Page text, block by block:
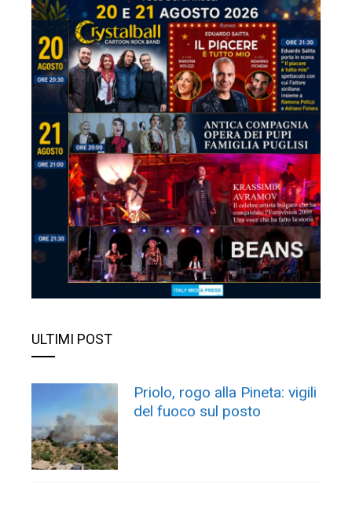
ULTIMI POST
Priolo, rogo alla Pineta: vigili
del fuoco sul posto